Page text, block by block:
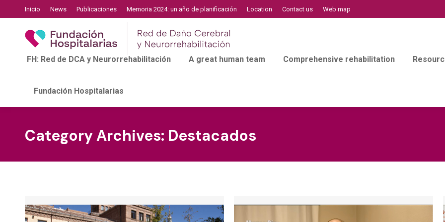
Inicio News Publicaciones Memoria 2024: un año de planificación Location Contact us Web map
FH: Red de DCA y Neurorrehabilitación A great human team Comprehensive rehabilitation
Fundación Hospitalarias
Category Archives: Destacados